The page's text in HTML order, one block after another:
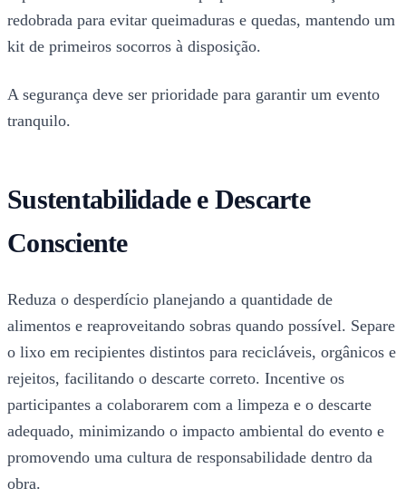
redobrada para evitar queimaduras e quedas, mantendo um
kit de primeiros socorros à disposição.
A segurança deve ser prioridade para garantir um evento
tranquilo.
Sustentabilidade e Descarte
Consciente
Reduza o desperdício planejando a quantidade de
alimentos e reaproveitando sobras quando possível. Separe
o lixo em recipientes distintos para recicláveis, orgânicos e
rejeitos, facilitando o descarte correto. Incentive os
participantes a colaborarem com a limpeza e o descarte
adequado, minimizando o impacto ambiental do evento e
promovendo uma cultura de responsabilidade dentro da
obra.